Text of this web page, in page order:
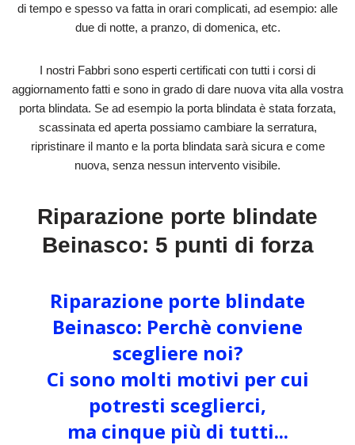
di tempo e spesso va fatta in orari complicati, ad esempio: alle
due di notte, a pranzo, di domenica, etc.
I nostri Fabbri sono esperti certificati con tutti i corsi di
aggiornamento fatti e sono in grado di dare nuova vita alla vostra
porta blindata. Se ad esempio la porta blindata è stata forzata,
scassinata ed aperta possiamo cambiare la serratura,
ripristinare il manto e la porta blindata sarà sicura e come
nuova, senza nessun intervento visibile.
Riparazione porte blindate
Beinasco: 5 punti di forza
Riparazione porte blindate
Beinasco: Perchè conviene
scegliere noi?
Ci sono molti motivi per cui
potresti sceglierci,
ma cinque più di tutti...